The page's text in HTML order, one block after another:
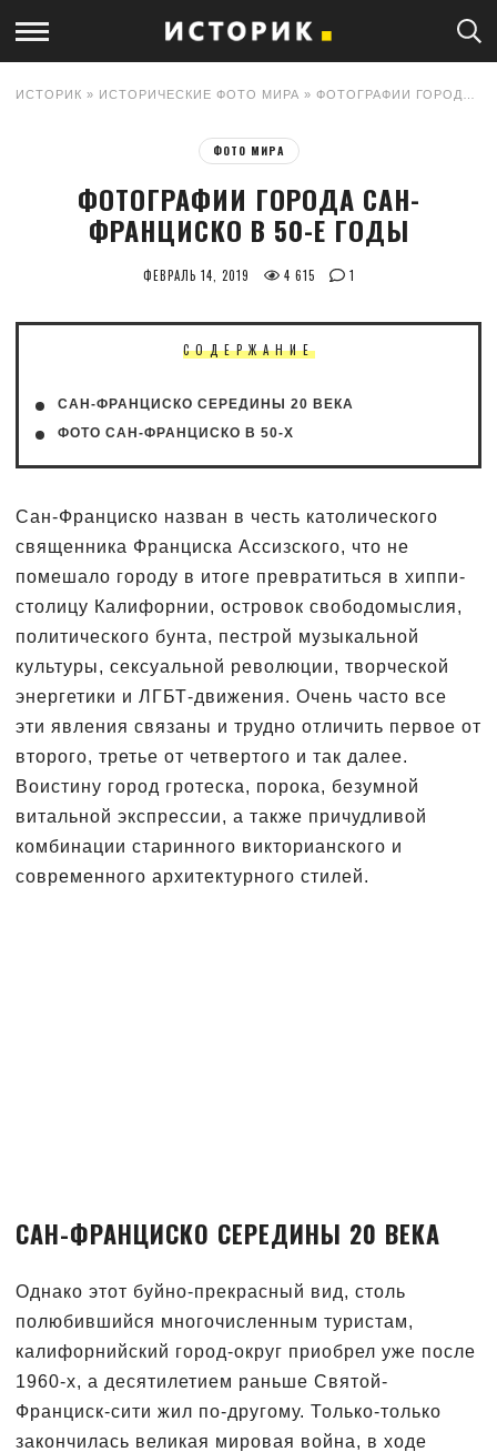
ИСТОРИК » ИСТОРИЧЕСКИЕ ФОТО МИРА » ФОТОГРАФИИ ГОРОДА САН-ФРАНЦИСКО В 50-Е ГОДЫ
ФОТО МИРА
ФОТОГРАФИИ ГОРОДА САН-
ФРАНЦИСКО В 50-Е ГОДЫ
ФЕВРАЛЬ 14, 2019 4 615 1
СОДЕРЖАНИЕ
САН-ФРАНЦИСКО СЕРЕДИНЫ 20 ВЕКА
ФОТО САН-ФРАНЦИСКО В 50-Х
Сан-Франциско назван в честь католического
священника Франциска Ассизского, что не
помешало городу в итоге превратиться в хиппи-
столицу Калифорнии, островок свободомыслия,
политического бунта, пестрой музыкальной
культуры, сексуальной революции, творческой
энергетики и ЛГБТ-движения. Очень часто все
эти явления связаны и трудно отличить первое от
второго, третье от четвертого и так далее.
Воистину город гротеска, порока, безумной
витальной экспрессии, а также причудливой
комбинации старинного викторианского и
современного архитектурного стилей.
САН-ФРАНЦИСКО СЕРЕДИНЫ 20 ВЕКА
Однако этот буйно-прекрасный вид, столь
полюбившийся многочисленным туристам,
калифорнийский город-округ приобрел уже после
1960-х, а десятилетием раньше Святой-
Франциск-сити жил по-другому. Только-только
закончилась великая мировая война, в ходе